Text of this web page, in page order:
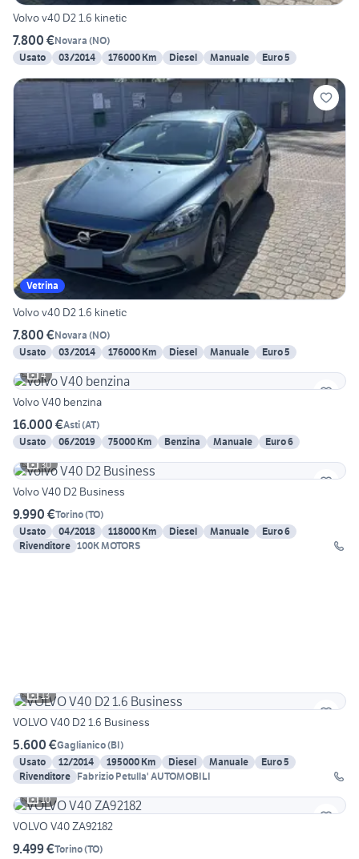
Volvo v40 D2 1.6 kinetic
7.800 €Novara (NO)
Usato
03/2014 176000 Km Diesel Manuale Euro 5
Vetrina
Volvo v40 D2 1.6 kinetic
7.800 €Novara (NO)
Usato
03/2014 176000 Km Diesel Manuale
Euro 5
4
Volvo V40 benzina
16.000 €Asti(AT)
Usato
06/2019 75000 Km Benzina Manuale
Euro 6
30
Volvo V40 D2 Business
9.990 €Torino(TO)
Usato
04/2018 118000 Km Diesel Manuale
Euro 6
Rivenditore 100K MOTORS
13
VOLVO V40 D2 1.6 Business
5.600 €Gaglianico(BI)
Usato
12/2014 195000 Km Diesel Manuale
Euro 5
Rivenditore Fabrizio Petulla' AUTOMOBILI
10
VOLVO V40 ZA92182
9.499 €Torino(TO)